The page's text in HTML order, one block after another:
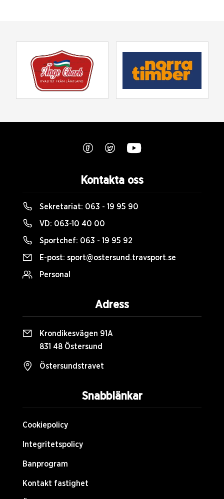
Snabblänkar
Cookiepolicy
Integritetspolicy
Banprogram
Kontakt fastighet
Kontakta oss
Sekretariat: 063 - 19 95 90
VD: 063-10 40 00
Sportchef: 063 - 19 95 92
E-post: sport@ostersund.travsport.se
Personal
Adress
Krondikesvägen 91A
831 48 Östersund
Östersundstravet